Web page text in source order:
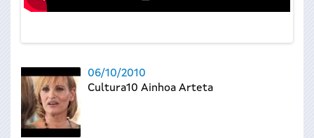
06/10/2010
Cultura10 Ainhoa Arteta